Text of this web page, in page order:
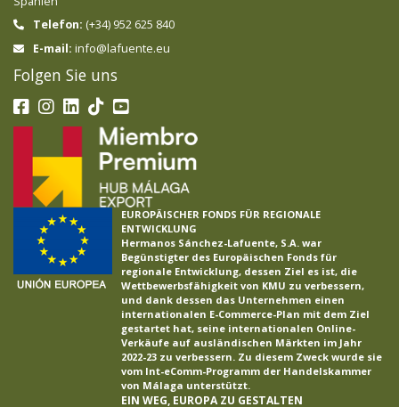
Telefon: (+34) 952 625 840
E-mail: info@lafuente.eu
Folgen Sie uns
EUROPÄISCHER FONDS FÜR REGIONALE
ENTWICKLUNG
Hermanos Sánchez-Lafuente, S.A. war
Begünstigter des Europäischen Fonds für
regionale Entwicklung, dessen Ziel es ist, die
Wettbewerbsfähigkeit von KMU zu verbessern,
und dank dessen das Unternehmen einen
internationalen E-Commerce-Plan mit dem Ziel
gestartet hat, seine internationalen Online-
Verkäufe auf ausländischen Märkten im Jahr
2022-23 zu verbessern. Zu diesem Zweck wurde sie
vom Int-eComm-Programm der Handelskammer
von Málaga unterstützt.
EIN WEG, EUROPA ZU GESTALTEN